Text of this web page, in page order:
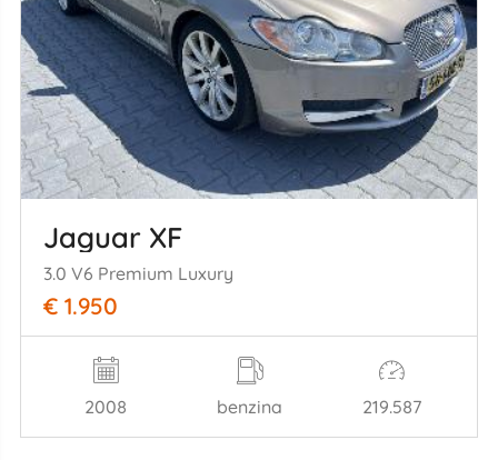
Jaguar XF
3.0 V6 Premium Luxury
€ 1.950
2008 benzina 219.587